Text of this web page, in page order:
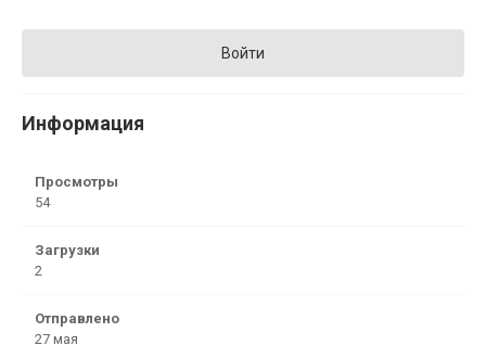
Войти
Информация
Просмотры
54
Загрузки
2
Отправлено
27 мая